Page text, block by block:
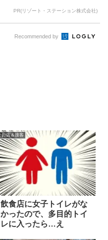
PR(リゾート・ステーション株式会社)
Recommended by
お店＆接客
飲食店に女子トイレがな
かったので、多目的トイ
レに入ったら…え